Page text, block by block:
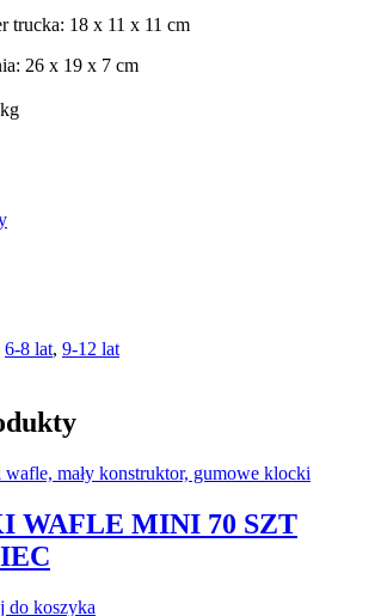
trucka: 18 x 11 x 11 cm
26 x 19 x 7 cm
6-8 lat, 9-12 lat
WAFLE MINI 70 SZT
do koszyka